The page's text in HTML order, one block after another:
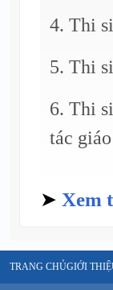
4. Thi
5. Thi
6. Thi
tác
➤ Xem
TRANG CHỦGIỚI